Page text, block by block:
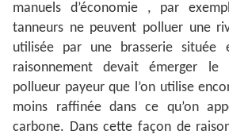
manuels d’économie , par
tanneurs ne peuvent polluer une
utilisée par une brasserie
raisonnement devait émerger le
pollueur payeur que l’on utilise
moins raffinée dans ce qu’on
carbone. Dans cette façon de